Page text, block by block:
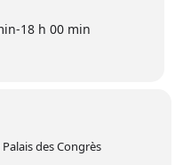
-18 h 00 min
des Congrès